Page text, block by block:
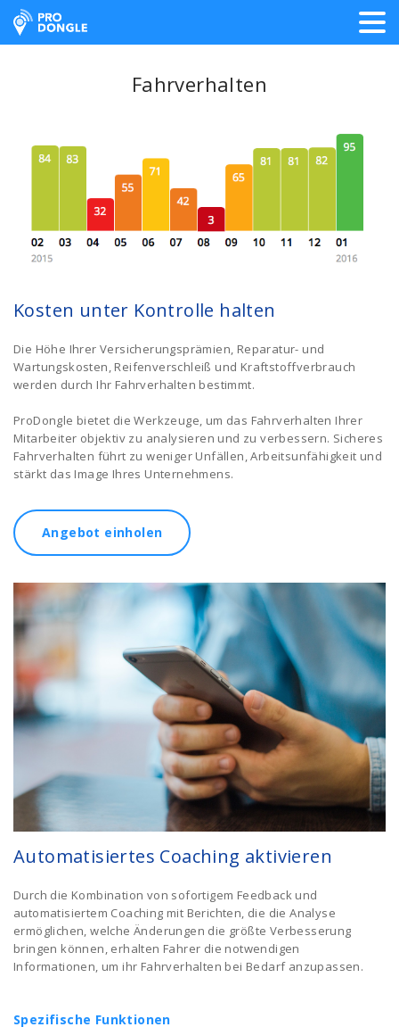
ProDongle Track & Trace
Fahrverhalten
Kosten unter Kontrolle halten
Die Höhe Ihrer Versicherungsprämien, Reparatur- und
Wartungskosten, Reifenverschleiß und Kraftstoffverbrauch
werden durch Ihr Fahrverhalten bestimmt.
ProDongle bietet die Werkzeuge, um das Fahrverhalten Ihrer
Mitarbeiter objektiv zu analysieren und zu verbessern. Sicheres
Fahrverhalten führt zu weniger Unfällen, Arbeitsunfähigkeit und
stärkt das Image Ihres Unternehmens.
Angebot einholen
Automatisiertes Coaching aktivieren
Durch die Kombination von sofortigem Feedback und
automatisiertem Coaching mit Berichten, die die Analyse
ermöglichen, welche Änderungen die größte Verbesserung
bringen können, erhalten Fahrer die notwendigen
Informationen, um ihr Fahrverhalten bei Bedarf anzupassen.
Spezifische Funktionen